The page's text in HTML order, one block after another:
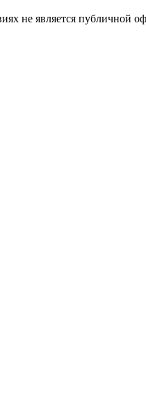
не является публичной